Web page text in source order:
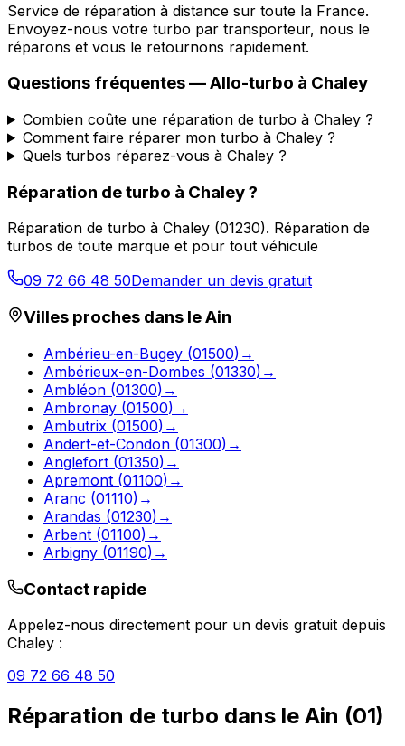
Service de réparation à distance sur toute la France.
Envoyez-nous votre turbo par transporteur, nous le
réparons et vous le retournons rapidement.
Questions fréquentes —Allo-turbo à Chaley
Combien coûte une réparation de turbo à Chaley ?
Comment faire réparer mon turbo à Chaley ?
Quels turbos réparez-vous à Chaley ?
Réparation de turbo à Chaley?
Réparation de turbo à Chaley (01230). Réparation de
turbos de toute marque et pour tout véhicule
09 72 66 48 50Demander un devis gratuit
Villes proches dans leAin
Ambérieu-en-Bugey (01500) →
Ambérieux-en-Dombes (01330) →
Ambléon (01300) →
Ambronay (01500) →
Ambutrix (01500) →
Andert-et-Condon (01300) →
Anglefort (01350) →
Apremont (01100) →
Aranc (01110) →
Arandas (01230) →
Arbent (01100) →
Arbigny (01190) →
Contact rapide
Appelez-nous directement pour un devis gratuit depuis
Chaley :
09 72 66 48 50
Réparation de turbo dans le Ain (01)